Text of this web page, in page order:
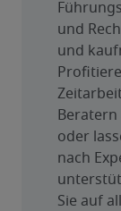
und
und
oder
nach
Sie auf